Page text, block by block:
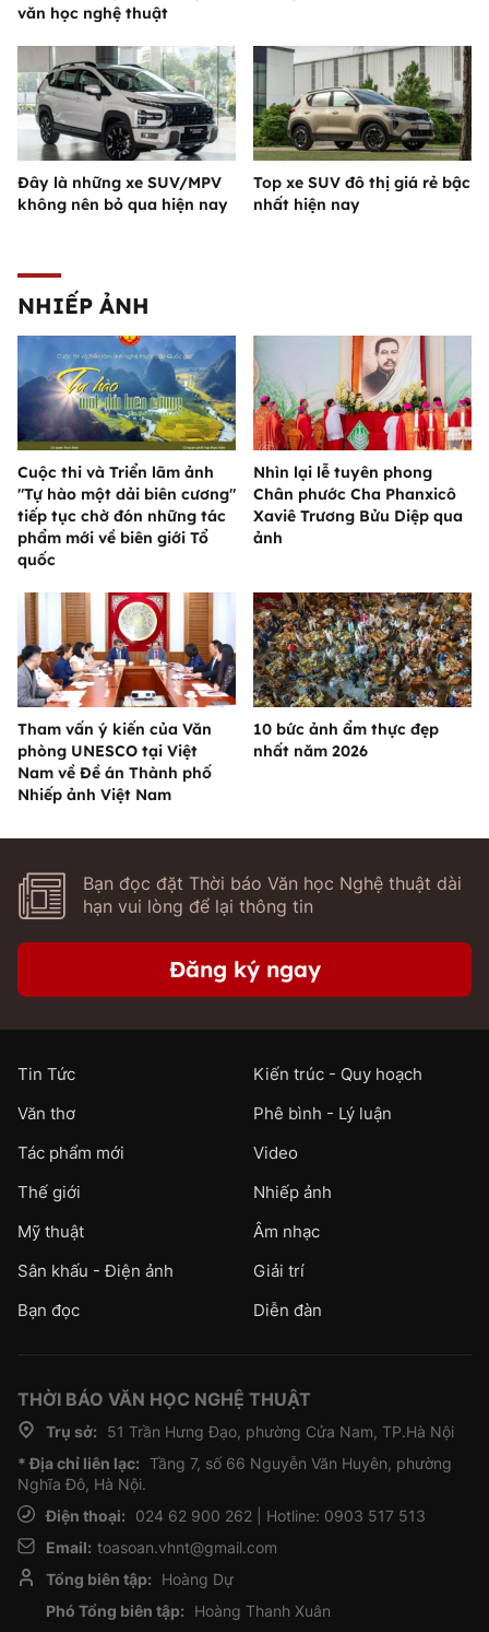
văn học nghệ thuật
Đây là những xe SUV/MPV
không nên bỏ qua hiện nay
Top xe SUV đô thị giá rẻ bậc
nhất hiện nay
NHIẾP ẢNH
Cuộc thi và Triển lãm ảnh
"Tự hào một dải biên cương"
tiếp tục chờ đón những tác
phẩm mới về biên giới Tổ
quốc
Nhìn lại lễ tuyên phong
Chân phước Cha Phanxicô
Xaviê Trương Bửu Diệp qua
ảnh
Tham vấn ý kiến của Văn
phòng UNESCO tại Việt
Nam về Đề án Thành phố
Nhiếp ảnh Việt Nam
10 bức ảnh ẩm thực đẹp
nhất năm 2026
Bạn đọc đặt Thời báo Văn học Nghệ thuật dài
hạn vui lòng để lại thông tin
Đăng ký ngay
Tin Tức
Kiến trúc - Quy hoạch
Văn thơ
Phê bình - Lý luận
Tác phẩm mới
Video
Thế giới
Nhiếp ảnh
Mỹ thuật
Âm nhạc
Sân khấu - Điện ảnh
Giải trí
Bạn đọc
Diễn đàn
THỜI BÁO VĂN HỌC NGHỆ THUẬT
Trụ sở:
51 Trần Hưng Đạo, phường Cửa Nam, TP.Hà Nội
* Địa chỉ liên lạc: Tầng 7, số 66 Nguyễn Văn Huyên, phường
Nghĩa Đô, Hà Nội.
Điện thoại:
024 62 900 262 | Hotline: 0903 517 513
Email: toasoan.vhnt@gmail.com
Tổng biên tập:
Hoàng Dự
Phó Tổng biên tập:
Hoàng Thanh Xuân